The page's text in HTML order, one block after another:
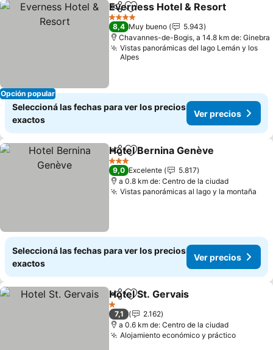
Opción popular
CompartirAñadir a favoritos
Everness Hotel & Resort
4 Estrellas
8,4 Muy bueno
5.943
Chavannes-de-Bogis, a 14.8 km de: Ginebra
Vistas panorámicas del lago Lemán y los
Alpes
Seleccioná las fechas para ver los precios
exactos
Ver precios
CompartirAñadir a favoritos
Hotel Bernina Genève
3 Estrellas
9,0 Excelente
5.817
a 0.8 km de: Centro de la ciudad
Vistas panorámicas al lago y la montaña
Seleccioná las fechas para ver los precios
exactos
Ver precios
CompartirAñadir a favoritos
Hotel St. Gervais
1 Estrellas
7,1
2.162
a 0.6 km de: Centro de la ciudad
Alojamiento económico y práctico